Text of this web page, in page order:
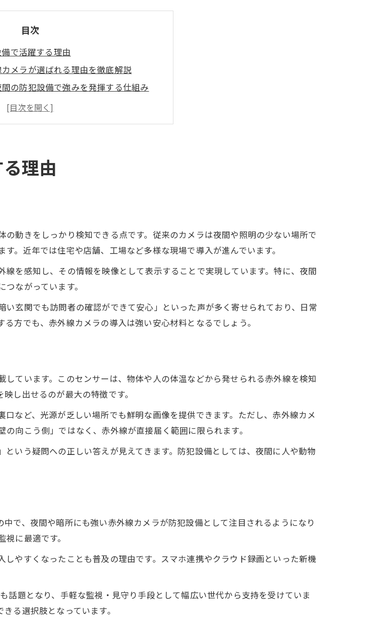
目次
で活躍する理由
メラが選ばれる理由を徹底解説
の防犯設備で強みを発揮する仕組み
赤外線カメラが注目される背景とは
設備の見守り効果を高めるポイント
メラの仕組み解説
犯設備の夜間映像の仕組みを解説
みと防犯設備への応用方法
応に赤外線カメラが有効な理由
も見える防犯設備の技術解説
すべき赤外線カメラの特徴とは
カメラの種類と選び方の基準
外線カメラ選定ポイントまとめ
機能と防犯設備での実態
当に透けるのか噂と現実を検証
仕組みと噂の誤解を解説
用性と注意点
メラアプリの違いと選び方
の実用性と防犯設備との比較
利用時の注意点と防犯設備活用
メラアプリを使う際のポイント
メラの防犯活用法
マホ赤外線カメラの活用方法
で手軽に防犯設備を強化するコツ
理由
動きをしっかり検知できる点です。従来のカメラは夜間や照明の少ない場所で
。近年では住宅や店舗、工場など多様な現場で導入が進んでいます。
を感知し、その情報を映像として表示することで実現しています。特に、夜間
ながっています。
玄関でも訪問者の確認ができて安心」といった声が多く寄せられており、日常
方でも、赤外線カメラの導入は強い安心材料となるでしょう。
ています。このセンサーは、物体や人の体温などから発せられる赤外線を検知
し出せるのが最大の特徴です。
など、光源が乏しい場所でも鮮明な画像を提供できます。ただし、赤外線カメ
向こう側」ではなく、赤外線が直接届く範囲に限られます。
いう疑問への正しい答えが見えてきます。防犯設備としては、夜間に人や動物
で、夜間や暗所にも強い赤外線カメラが防犯設備として注目されるようになり
に最適です。
やすくなったことも普及の理由です。スマホ連携やクラウド録画といった新機
話題となり、手軽な監視・見守り手段として幅広い世代から支持を受けていま
る選択肢となっています。